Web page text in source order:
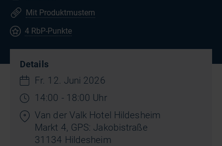
Mit Produktmustern
4 RbP-Punkte
Details
Fr. 12. Juni 2026
14:00 - 18:00 Uhr
Van der Valk Hotel Hildesheim
Markt 4, GPS: Jakobistraße
31134 Hildesheim